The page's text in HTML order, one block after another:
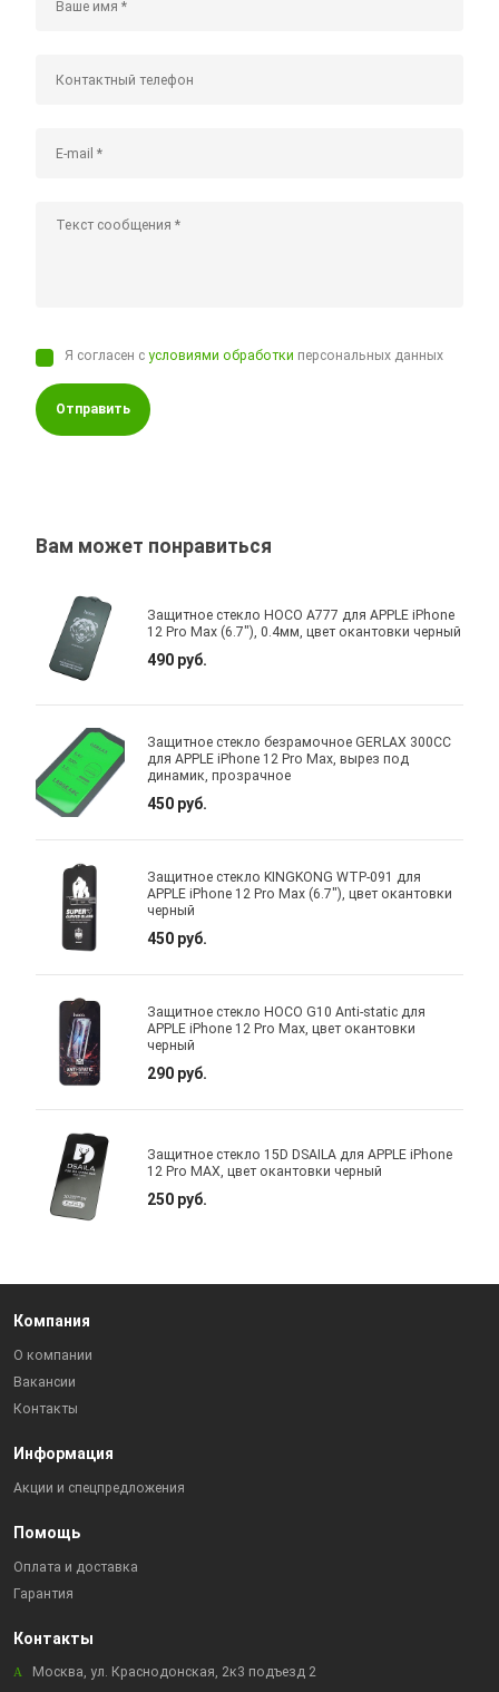
Я согласен сусловиями обработки персональных данных
Отправить
Вам может понравиться
Защитное стекло HOCO A777 для APPLE iPhone
12 Pro Max (6.7"), 0.4мм, цвет окантовки черный
490 руб.
Защитное стекло безрамочное GERLAX 300CC
для APPLE iPhone 12 Pro Max, вырез под
динамик, прозрачное
450 руб.
Защитное стекло KINGKONG WTP-091 для
APPLE iPhone 12 Pro Max (6.7"), цвет окантовки
черный
450 руб.
Защитное стекло HOCO G10 Anti-static для
APPLE iPhone 12 Pro Max, цвет окантовки
черный
290 руб.
Защитное стекло 15D DSAILA для APPLE iPhone
12 Pro MAX, цвет окантовки черный
250 руб.
Компания
О компании
Вакансии
Контакты
Информация
Акции и спецпредложения
Помощь
Оплата и доставка
Гарантия
Контакты
Москва, ул. Краснодонская, 2к3 подъезд 2